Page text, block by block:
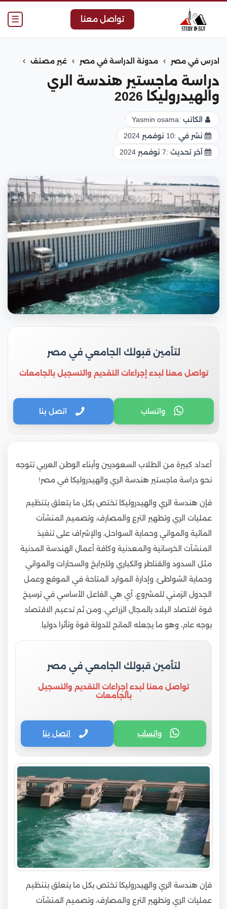
☰ تواصل معنا
ادرس في مصر › مدونة الدراسة في مصر › غير مصنف ›
دراسة ماجستير هندسة الري
والهيدروليكا 2026
الكاتب :Yasmin osama
نشر في :10 نوفمبر 2024
آخر تحديث :7 نوفمبر 2024
لتأمين قبولك الجامعي في مصر
تواصل معنا لبدء إجراءات التقديم والتسجيل بالجامعات
واتساب اتصل بنا
أعداد كبيرة من الطلاب السعوديين وأبناء الوطن العربي تتوجه
نحو دراسة ماجستير هندسة الري والهيدروليكا في مصر!
فإن هندسة الري والهيدروليكا تختص بكل ما يتعلق بتنظيم
عمليات الري وتطهير الترع والمصارف، وتصميم المنشآت
المائية والمواني وحماية السواحل، والإشراف على تنفيذ
المنشآت الخرسانية والمعدنية وكافة أعمال الهندسة المدنية
مثل السدود والقناطر والكباري وللبرابخ والسحارات والمواني
وحماية الشواطئ، وإدارة الموارد المتاحة في الموقع وعمل
الجدول الزمني للمشروع، أي هي الفاعل الأساسي في ترسيخ
قوة اقتصاد البلاد بالمجال الزراعي، ومن ثم تدعيم الاقتصاد
بوجه عام، وهو ما يجعله المانح للدولة قوة وتأثرا دوليا.
لتأمين قبولك الجامعي في مصر
تواصل معنا لبدء إجراءات التقديم والتسجيل
بالجامعات
واتساب اتصل بنا
فإن هندسة الري والهيدروليكا تختص بكل ما يتعلق بتنظيم
عمليات الري وتطهير الترع والمصارف، وتصميم المنشآت